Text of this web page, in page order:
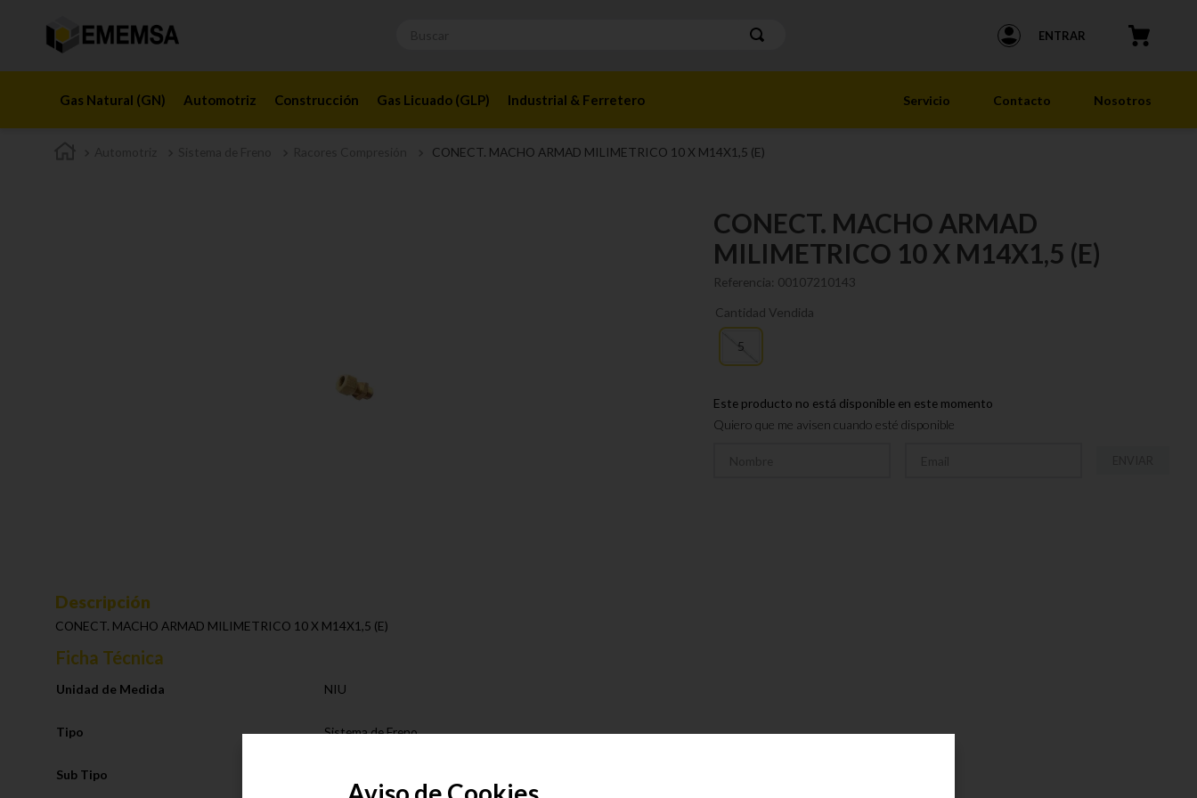
ENTRAR
Gas Natural (GN) Automotriz Construcción Gas Licuado (GLP) Industrial & Ferretero Servicio Contacto Nosotros
CONECT. MACHO ARMAD MILIMETRICO 10 X M14X1,5 (E)
CONECT. MACHO ARMAD
MILIMETRICO 10 X M14X1,5 (E)
Referencia: 00107210143
Cantidad Vendida
5
Este producto no está disponible en este momento
Quiero que me avisen cuando esté disponible
Descripción
CONECT. MACHO ARMAD MILIMETRICO 10 X M14X1,5 (E)
Ficha Técnica
Unidad de Medida NIU
Tipo Sistema de Freno
Sub Tipo